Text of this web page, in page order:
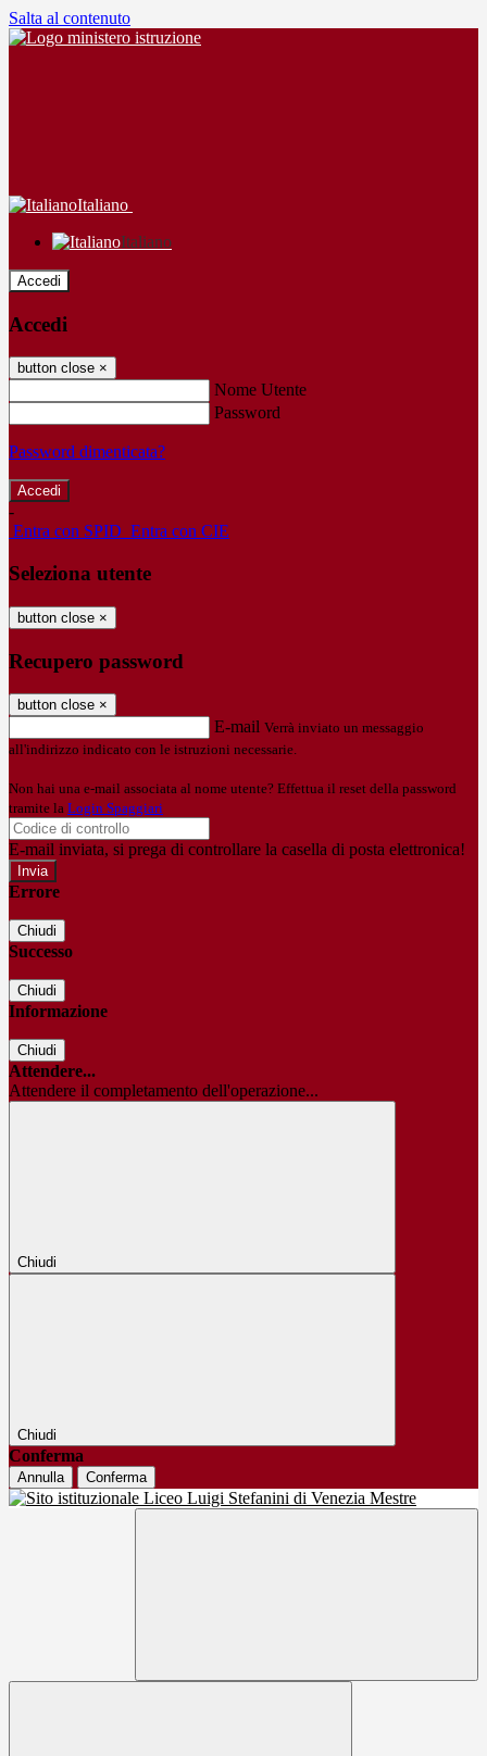
Salta al contenuto
Italiano
Italiano
Accedi
Accedi
button close ×
Nome Utente
Password
Password dimenticata?
-
Entra con SPID Entra con CIE
Seleziona utente
button close ×
Recupero password
button close ×
E-mail Verrà inviato un messaggio
all'indirizzo indicato con le istruzioni necessarie.
Non hai una e-mail associata al nome utente? Effettua il reset della password
tramite la Login Spaggiari
E-mail inviata, si prega di controllare la casella di posta elettronica!
Errore
Chiudi
Successo
Chiudi
Informazione
Chiudi
Attendere...
Attendere il completamento dell'operazione...
Chiudi
Chiudi
Conferma
Annulla Conferma